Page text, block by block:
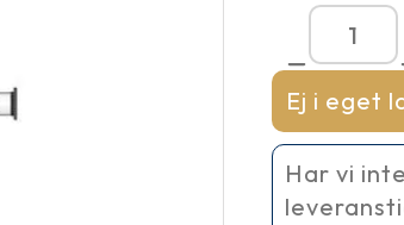
Ej i eget
UVC
130
W
Har vi